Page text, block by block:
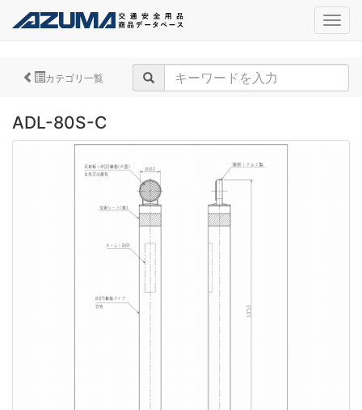
カテゴリ一覧
ADL-80S-C